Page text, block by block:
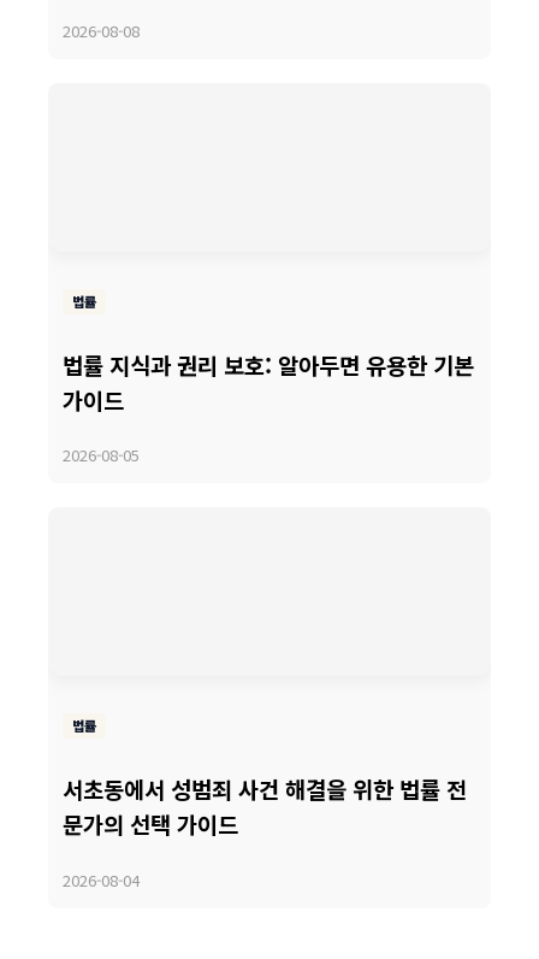
2026-08-08
법률
법률 지식과 권리 보호: 알아두면 유용한 기본
가이드
2026-08-05
법률
서초동에서 성범죄 사건 해결을 위한 법률 전
문가의 선택 가이드
2026-08-04